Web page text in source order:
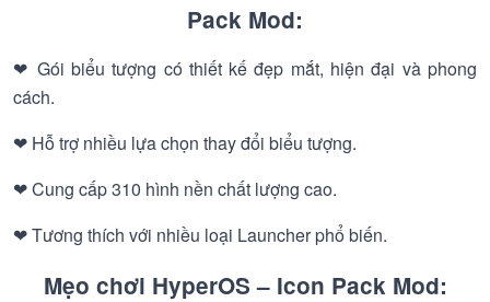
Pack Mod:
❤ Gói biểu tượng có thiết kế đẹp mắt, hiện đại và phong
cách.
❤ Hỗ trợ nhiều lựa chọn thay đổi biểu tượng.
❤ Cung cấp 310 hình nền chất lượng cao.
❤ Tương thích với nhiều loại Launcher phổ biến.
Mẹo chơi HyperOS – Icon Pack Mod: